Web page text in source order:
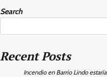
Search
Recent Posts
Incendio en Barrio Lindo